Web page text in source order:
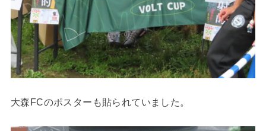
大森FCのポスターも貼られていました。